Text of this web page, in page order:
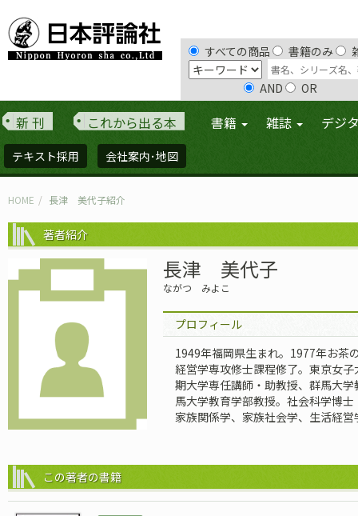
すべての商品 書籍のみ
AND OR
新 刊 これから出る本 書籍 雑誌 デジ
テキスト採用 会社案内･地図
HOME 長津 美代子紹介
著者紹介
長津 美代子
ながつ みよこ
プロフィール
1949年福岡県生まれ。1977年お茶
経営学専攻修士課程修了。東京女
期大学専任講師・助教授、群馬大
馬大学教育学部教授。社会科学博
家族関係学、家族社会学、生活経
この著者の書籍